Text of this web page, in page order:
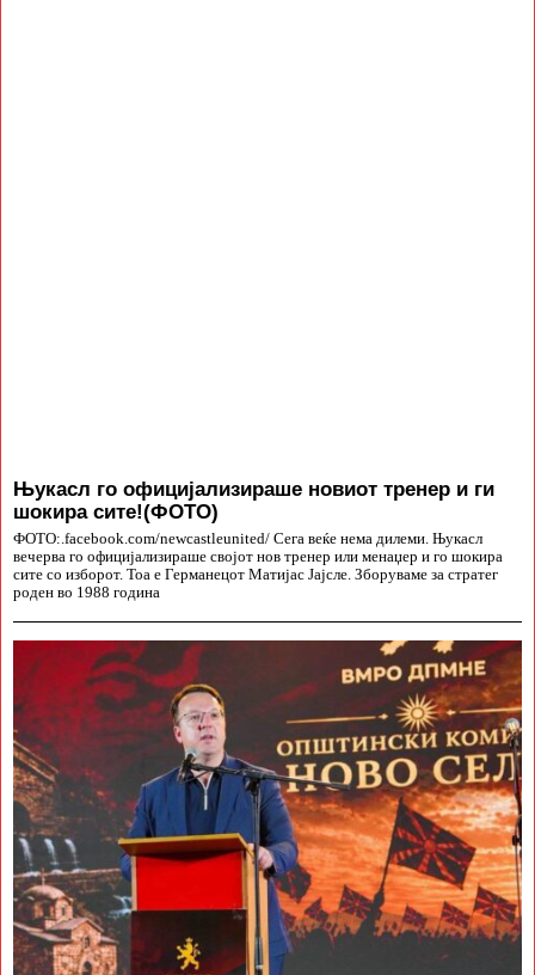
Њукасл го официјализираше новиот тренер и ги
шокира сите!(ФОТО)
ФОТО:.facebook.com/newcastleunited/ Сега веќе нема дилеми. Њукасл
вечерва го официјализираше својот нов тренер или менаџер и го шокира
сите со изборот. Тоа е Германецот Матијас Јајсле. Зборуваме за стратег
роден во 1988 година